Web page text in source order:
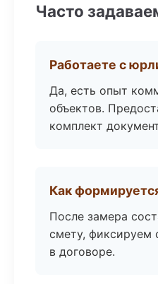
Часто
Работаете с
Да, есть опыт
объектов.
комплект
Как
После замера
смету, фиксируем
в договоре.